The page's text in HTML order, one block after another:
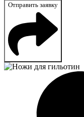
Отправить заявку